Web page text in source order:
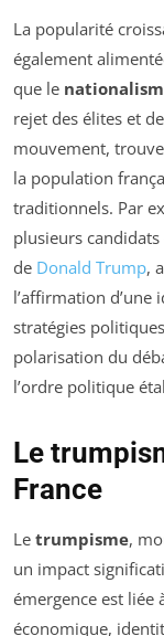
La popularité
également
que le
rejet des élites et
mouvement,
la population
traditionnels. Par
plusieurs
de Donald Trump,
l’affirmation
stratégies
polarisation du
l’ordre politique
Le
France
Le trumpisme,
un impact
émergence est liée
économique,